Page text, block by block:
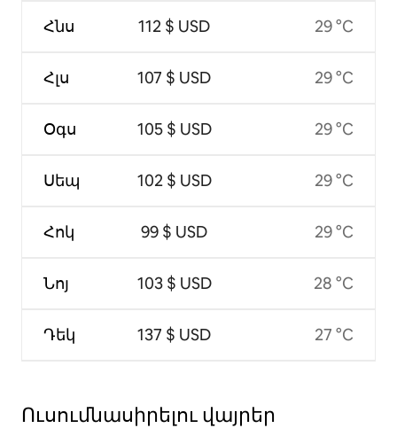
Հնս
Հլս
Օգս
Սեպ
Հոկ
Նոյ
Դեկ
112 $ USD
107 $ USD
105 $ USD
102 $ USD
99 $ USD
103 $ USD
137 $ USD
29 °C
29 °C
29 °C
29 °C
29 °C
28 °C
27 °C
Ուսումնասիրելու վայրեր